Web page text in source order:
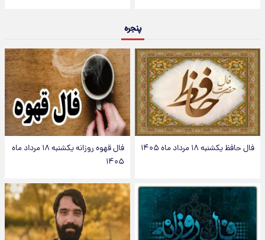
پنجره
فال حافظ یکشنبه ۱۸ مرداد ماه ۱۴۰۵
فال قهوه روزانه یکشنبه ۱۸ مرداد ماه
۱۴۰۵